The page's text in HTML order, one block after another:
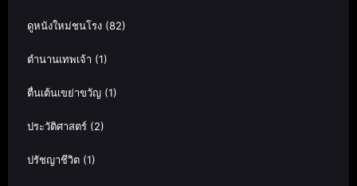
ดูหนังใหม่ชนโรง (82)
ตำนานเทพเจ้า (1)
ตื่นเต้นเขย่าขวัญ (1)
ประวัติศาสตร์ (2)
ปรัชญาชีวิต (1)